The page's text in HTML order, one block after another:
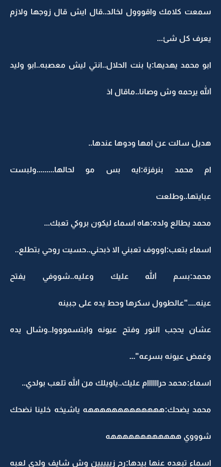
سمعت كلامك واقووول لخالد..قال ايش قال زوجها ولازم
يعرف كل شئ...
ابو محمد يهديها:يا بنت الحلال..انتي ليش معصبه..ابو وليد
الله يرحمه وش وصانا..ماقال اذ
هديل سالت عن امها ودوها عندها..
ام محمد بنرفزة:ايه بس مو لحالها.........ولبست
عبايتها..وطلعت
محمد يطالع ولده:هاه اسماء ليكون بروكي تعبك...
اسماء بتعب:اوووف تعبني الا ذبحني..حسيت روحي بتطلع..
محمد:بسم الله عليك وعليه..شووفي يفتح
عينه...."عالطوول سكرها وحط يده على جبينه
عشان يحجب النور وفتح عيونه وابتسموووا..وشال يده
وغمض عيونه بسرعه"...
اسماء:محمد حراااااام عليك..ياويلك من الله تلعب بولدي..
محمد يضحك:هههههههههههههه ياشيخه خلينا نضحك
شوووي ههههههههههههه
اسماء تبعده عنها بيدها:رح زييييين وش شايف ولدي لعبه